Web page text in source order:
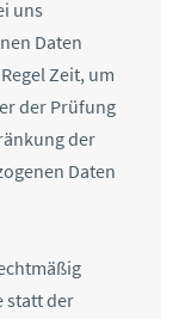
uns
Daten
Zeit, um
der Prüfung
der
Daten
statt der